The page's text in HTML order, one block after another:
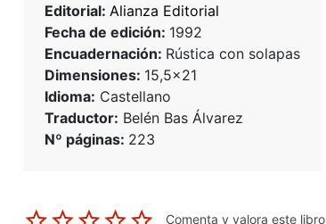
Editorial: Alianza Editorial
Fecha de edición: 1992
Encuadernación: Rústica con solapas
Dimensiones: 15,5x21
Idioma: Castellano
Traductor: Belén Bas Álvarez
Nº páginas: 223
Comenta y valora este libro